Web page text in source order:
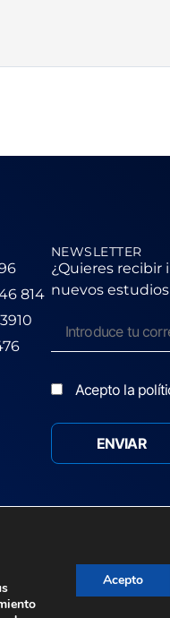
814
NEWSLETTER
¿Quieres recibir
nuevos
Acepto la
Acepto